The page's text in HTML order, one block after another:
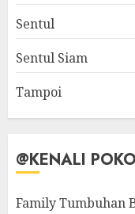
Sentul
Sentul Siam
Tampoi
@KENALI
Family Tumbuhan